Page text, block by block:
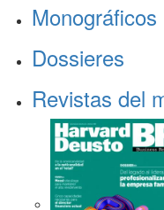
Monográficos
Dossieres
Revistas del